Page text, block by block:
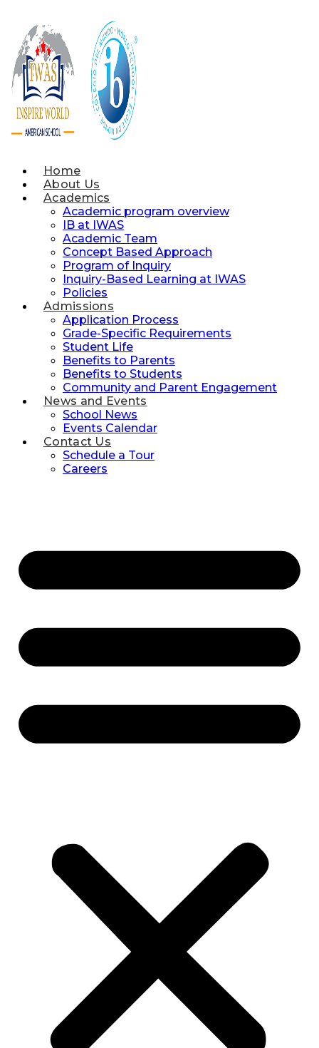
content
Home
About Us
Academics
Academic program overview
IB at IWAS
Academic Team
Concept Based Approach
Program of Inquiry
Inquiry-Based Learning at IWAS
Policies
Admissions
Application Process
Grade-Specific Requirements
Student Life
Benefits to Parents
Benefits to Students
Community and Parent Engagement
News and Events
School News
Events Calendar
Contact Us
Schedule a Tour
Careers